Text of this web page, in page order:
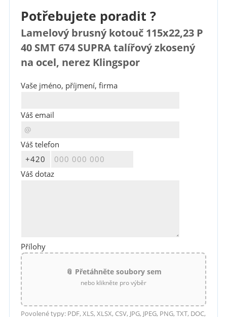
Potřebujete poradit ?
Lamelový brusný kotouč 115x22,23 P
40 SMT 674 SUPRA talířový zkosený
na ocel, nerez Klingspor
Vaše jméno, příjmení, firma
Váš email
Váš telefon
Váš dotaz
Přílohy
📎 Přetáhněte soubory sem
nebo klikněte pro výběr
Povolené typy: PDF, XLS, XLSX, CSV, JPG, JPEG, PNG, TXT, DOC,